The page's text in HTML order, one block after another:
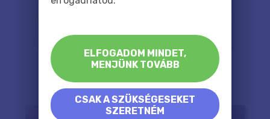
ELFOGADOM MINDET,
MENJÜNK TOVÁBB
CSAK A SZÜKSÉGESEKET
SZERETNÉM